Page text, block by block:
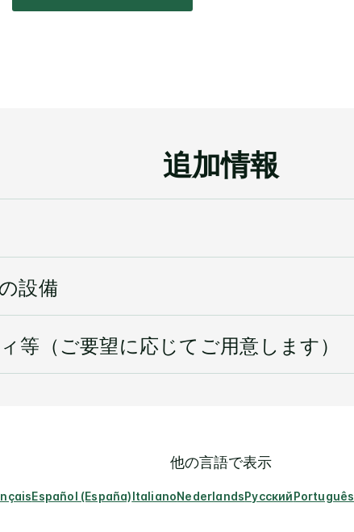
追加情報
設備
等（ご要望に応じてご用意します）
他の言語で表示
Español (España)ItalianoNederlandsРусскийPortuguês